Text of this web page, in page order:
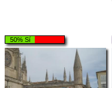
50% Sí